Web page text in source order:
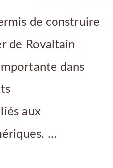
de construire
de Rovaltain
dans
aux
…